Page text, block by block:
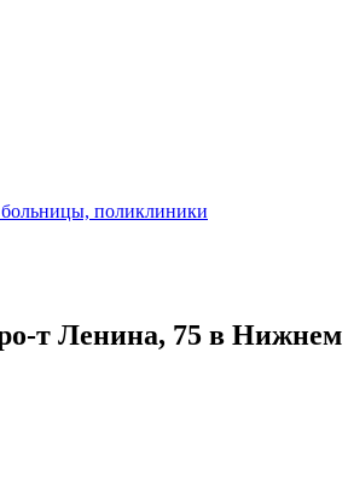
больницы, поликлиники
т Ленина, 75 в Нижнем